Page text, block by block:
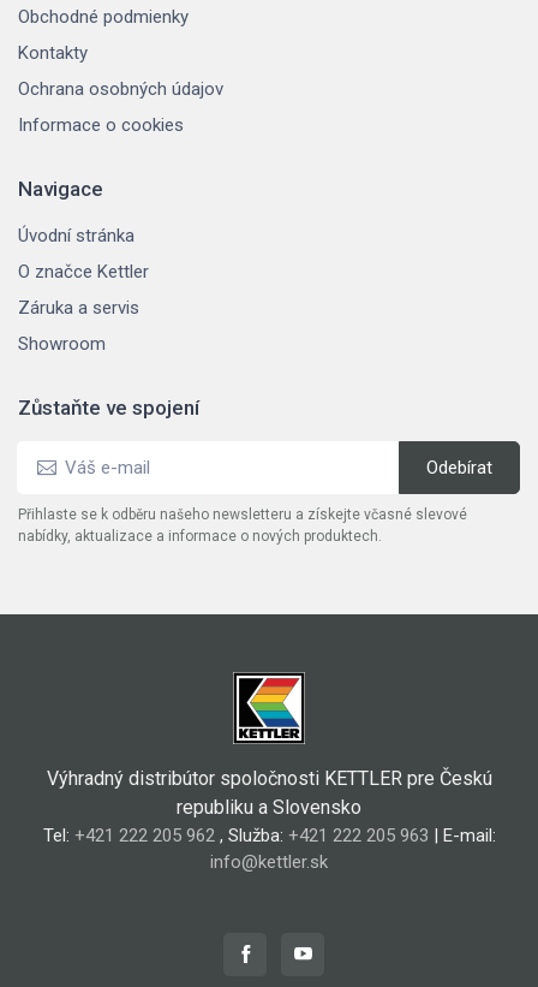
Obchodné podmienky
Kontakty
Ochrana osobných údajov
Informace o cookies
Navigace
Úvodní stránka
O značce Kettler
Záruka a servis
Showroom
Zůstaňte ve spojení
Přihlaste se k odběru našeho newsletteru a získejte včasné slevové
nabídky, aktualizace a informace o nových produktech.
Výhradný distribútor spoločnosti KETTLER pre Českú
republiku a Slovensko
Tel: +421 222 205 962, Služba: +421 222 205 963 | E-mail:
info@kettler.sk